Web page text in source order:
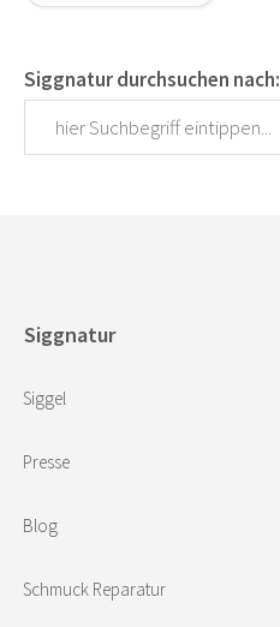
Siggnatur durchsuchen nach:
Siggnatur
Siggel
Presse
Blog
Schmuck Reparatur